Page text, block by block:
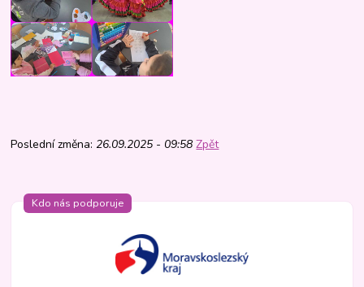
Poslední změna: 26.09.2025 - 09:58 Zpět
Kdo nás podporuje